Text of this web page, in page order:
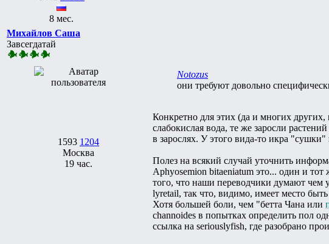
8 мес.
Михайлов Саша
Завсегдатай
1593 1204
Москва
19 час.
Notozus
они требуют довольно
Конкретно для этих (да и многих
слабокислая вода, те же заросли
в зарослях. У этого вида-то икра
Полез на всякий случай уточнить
Aphyosemion bitaeniatum это... один и
того, что наши переводчики думают чем
lyretail, так что, видимо, имеет место
Хотя большей боли, чем "бетта Чана или
channoides в попытках определить пол
ссылка на seriouslyfish, где разобрано